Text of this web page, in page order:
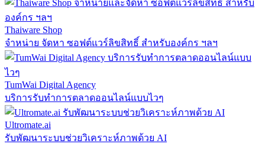
Thaiware Shop
จำหน่าย จัดหา ซอฟต์แวร์ลิขสิทธิ์ สำหรับองค์กร ฯลฯ
TumWai Digital Agency
บริการรับทำการตลาดออนไลน์แบบไวๆ
Ultromate.ai
รับพัฒนาระบบช่วยวิเคราะห์ภาพด้วย AI